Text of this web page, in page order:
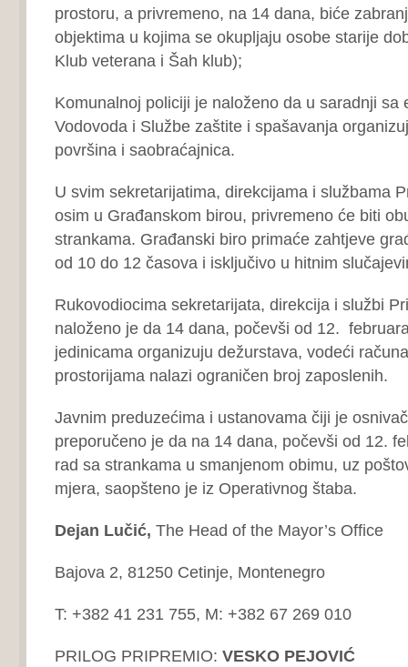
prostoru, a privremeno, na 14 dana, biće
objektima u kojima se okupljaju osobe starije
Klub veterana i Šah klub);
Komunalnoj policiji je naloženo da u saradnji sa
Vodovoda i Službe zaštite i spašavanja
površina i saobraćajnica.
U svim sekretarijatima, direkcijama i službama
osim u Građanskom birou, privremeno će biti
strankama. Građanski biro primaće zahtjeve
od 10 do 12 časova i isključivo u hitnim
Rukovodiocima sekretarijata, direkcija i službi
naloženo je da 14 dana, počevši od 12.
jedinicama organizuju dežurstava, vodeći
prostorijama nalazi ograničen broj zaposlenih.
Javnim preduzećima i ustanovama čiji je
preporučeno je da na 14 dana, počevši od 12.
rad sa strankama u smanjenom obimu, uz
mjera, saopšteno je iz Operativnog štaba.
Dejan Lučić, The Head of the Mayor’s Office
Bajova 2, 81250 Cetinje, Montenegro
T: +382 41 231 755, M: +382 67 269 010
PRILOG PRIPREMIO: VESKO PEJOVIĆ